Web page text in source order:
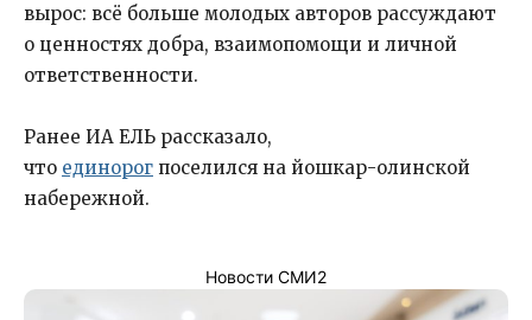
вырос: всё больше молодых авторов рассуждают
о ценностях добра, взаимопомощи и личной
ответственности.
Ранее ИА ЕЛЬ рассказало,
что единорог поселился на йошкар-олинской
набережной.
Новости СМИ2